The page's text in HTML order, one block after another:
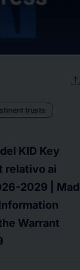
trusts
KID Key
relativo ai
2029 |
Warrant